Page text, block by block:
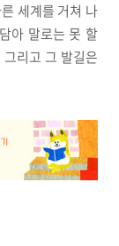
세계를 거쳐 나
아 말로는 못 할
리고 그 발길은